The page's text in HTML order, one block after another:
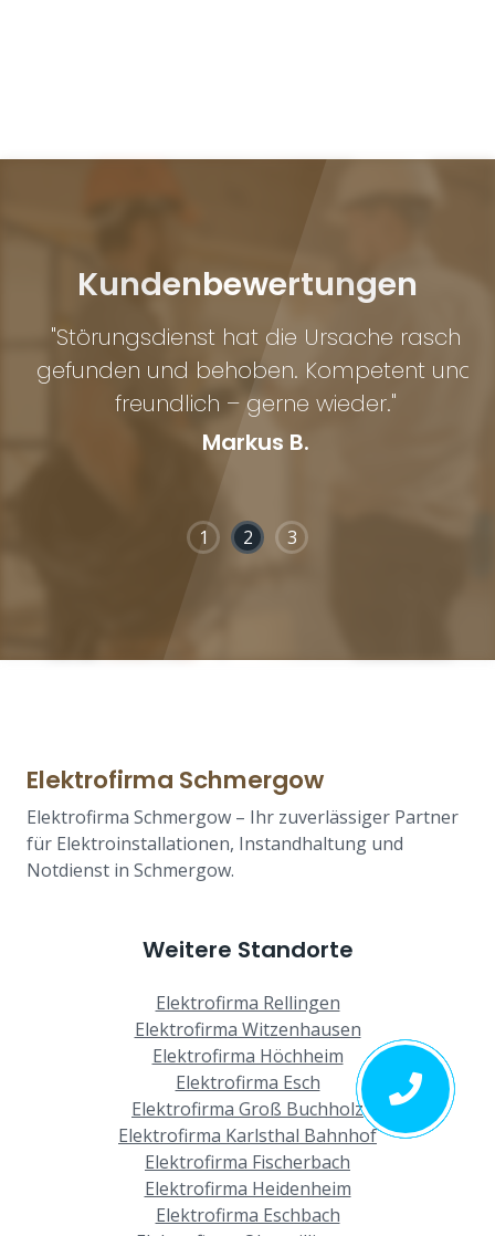
Kundenbewertungen
"Störungsdienst hat die Ursache rasch
gefunden und behoben. Kompetent und
freundlich – gerne wieder."
Markus B.
1 2 3
Elektrofirma Schmergow
Elektrofirma Schmergow – Ihr zuverlässiger Partner
für Elektroinstallationen, Instandhaltung und
Notdienst in Schmergow.
Weitere Standorte
Elektrofirma Rellingen
Elektrofirma Witzenhausen
Elektrofirma Höchheim
Elektrofirma Esch
Elektrofirma Groß Buchholz
Elektrofirma Karlsthal Bahnhof
Elektrofirma Fischerbach
Elektrofirma Heidenheim
Elektrofirma Eschbach